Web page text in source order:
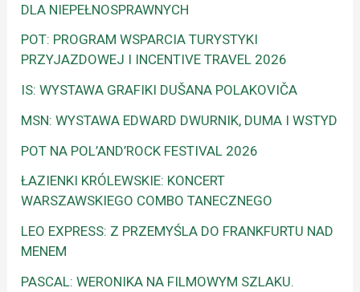
DLA NIEPEŁNOSPRAWNYCH
POT: PROGRAM WSPARCIA TURYSTYKI
PRZYJAZDOWEJ I INCENTIVE TRAVEL 2026
IS: WYSTAWA GRAFIKI DUŠANA POLAKOVIČA
MSN: WYSTAWA EDWARD DWURNIK, DUMA I WSTYD
POT NA POL’AND’ROCK FESTIVAL 2026
ŁAZIENKI KRÓLEWSKIE: KONCERT
WARSZAWSKIEGO COMBO TANECZNEGO
LEO EXPRESS: Z PRZEMYŚLA DO FRANKFURTU NAD
MENEM
PASCAL: WERONIKA NA FILMOWYM SZLAKU.